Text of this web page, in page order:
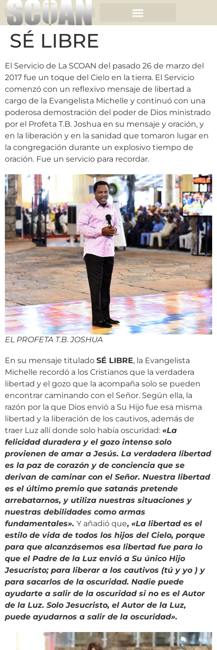
SÉ LIBRE
El Servicio de La SCOAN del pasado 26 de marzo del
2017 fue un toque del Cielo en la tierra. El Servicio
comenzó con un reflexivo mensaje de libertad a
cargo de la Evangelista Michelle y continuó con una
poderosa demostración del poder de Dios ministrado
por el Profeta T.B. Joshua en su mensaje y oración, y
en la liberación y en la sanidad que tomaron lugar en
la congregación durante un explosivo tiempo de
oración. Fue un servicio para recordar.
EL PROFETA T.B. JOSHUA
En su mensaje titulado SÉ LIBRE, la Evangelista
Michelle recordó a los Cristianos que la verdadera
libertad y el gozo que la acompaña solo se pueden
encontrar caminando con el Señor. Según ella, la
razón por la que Dios envió a Su Hijo fue esa misma
libertad y la liberación de los cautivos, además de
traer Luz allí donde solo había oscuridad: «La
felicidad duradera y el gozo intenso solo
provienen de amar a Jesús. La verdadera libertad
es la paz de corazón y de conciencia que se
derivan de caminar con el Señor. Nuestra libertad
es el último premio que satanás pretende
arrebatarnos, y utiliza nuestras situaciones y
nuestras debilidades como armas
fundamentales». Y añadió que, «La libertad es el
estilo de vida de todos los hijos del Cielo, porque
para que alcanzásemos esa libertad fue para lo
que el Padre de la Luz envió a Su único Hijo
Jesucristo; para liberar a los cautivos (tú y yo ) y
para sacarlos de la oscuridad. Nadie puede
ayudarte a salir de la oscuridad si no es el Autor
de la Luz. Solo Jesucristo, el Autor de la Luz,
puede ayudarnos a salir de la oscuridad».